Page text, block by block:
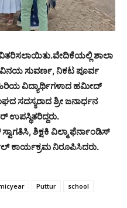
ವಿತರಿಸಲಾಯಿತು.ವೇದಿಕೆಯಲ್ಲಿ ಶಾಲಾ
ವಿನಯ ಸುವರ್ಣ, ನಿಕಟ ಪೂರ್ವ
ಹಿರಿಯ ವಿದ್ಯಾರ್ಥಿಗಳಾದ ಹಮೀದ್
ಸದಸ್ಯರಾದ ಶ್ರೀ ಜನಾರ್ಧನ
ಉಪಸ್ಥಿತರಿದ್ದರು.
ಶಿಕ್ಷಕಿ ವಿಲ್ಮಾ ಫೆರ್ನಾಂಡಿಸ್
ಕಾರ್ಯಕ್ರಮ ನಿರೂಪಿಸಿದರು.
Puttur
school